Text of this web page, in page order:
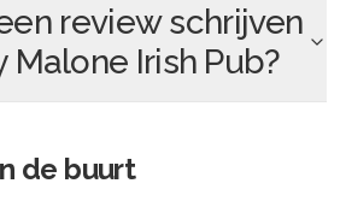
review schrijven
Malone Irish Pub?
de buurt